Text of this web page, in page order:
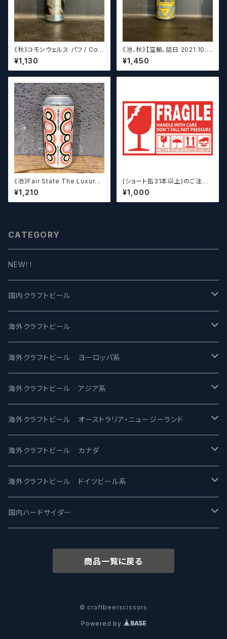
《秋》コモンウェルス パフ / Com
monwealth Puff 【クラフトビ
ールシザーズ】
¥1,130
《池、秋》【空輸、詰日 2021.10.2
6】ディフィニティブ エルスウェア
/ Definitive Elsewhere
¥1,450
《池》Fair State The Luxury
of Restraint / フェアステイト
ザ ラグジュアリー オブ リストレ
イント【クラフトビールシザーズ】
¥1,210
(ショート缶31本以上)のご注文
の場合いこちらをご購入くださ
い。 【クラフトビール】
¥1,000
CATEGORY
NEW！！
国内クラフトビール
UCHU BREWING -うちゅうブルーイング
バテレ -VERTERE
2nd Story Ale Works -セカンドストーリー
ビアへるん - Beer Hearn
忽布古丹醸造 - HOP KOTAN
ワイマーケットブルーイング Y.Market Brewing
志賀高原ビール - SIGAKOGEN
箕面ビール - MINOH BEER
サンクトガーレン - Sankt Gallen
海外クラフトビール
Modern Times モダンタイムズ
Maui マウイ
Toppling Goliath トップリンゴライアス
Fair State フェアステイト
Lagunitas ラグニタス
FirestoneWalker ファイアストーン
Mikkeller ミッケラー
Hop Nation ホップネーション
海外クラフトビール ヨーロッパ系
UnBarred -アンバード
SAIREN /サイレン
ワイルドチャイルド - Wilde Child
BrewDog Brewery - ブリュードッグ
The Flying Inn / ザ フライイング イン
Lambiek Fabriek - ファブリーク
海外クラフトビール アジア系
gweilo-鬼佬 グウァイロ
Heart Of Darkness - ハートオブダークネス
Carbon brews -カーボン
TAIHU - タイフー
Behemoth - ベヒーモス
海外クラフトビール オーストラリア・ニュージーランド
ROCKY RIDGE - ロッキーリッジ
BODRIGGY BREWING ボッドリッジー
CO-CONSPIRATORS コ・コンスピレーターズ
Deep Creek Brewing Co.
8 Wired エイトワイアード
海外クラフトビール カナダ
Jackie O's ジャッキーオーズ
Westbrook ウェストブルック
Strathcona ストラスコナ
ODIN BREWING オディン
海外クラフトビール ドイツビール系
Karmeliten カーメリテン
Früh フリュー
国内ハードサイダー
商品一覧に戻る
© craftbeerscissors
Powered by